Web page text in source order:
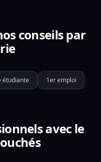
conseils par
étudiante 1er emploi
avec le